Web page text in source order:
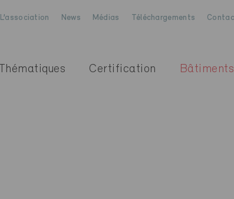
L’association News Médias Téléchargements
Thématiques Certification Bâtiments